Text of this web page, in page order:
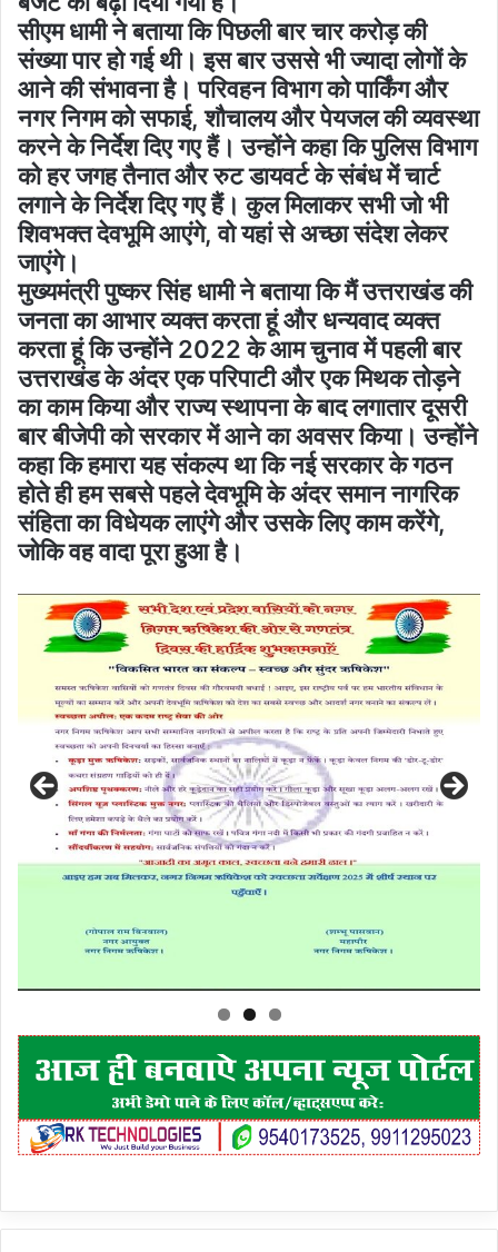
सीएम धामी ने बताया कि पिछली बार चार करोड़ की
संख्या पार हो गई थी। इस बार उससे भी ज्यादा लोगों के
आने की संभावना है। परिवहन विभाग को पार्किंग और
नगर निगम को सफाई, शौचालय और पेयजल की व्यवस्था
करने के निर्देश दिए गए हैं। उन्होंने कहा कि पुलिस विभाग
को हर जगह तैनात और रुट डायवर्ट के संबंध में चार्ट
लगाने के निर्देश दिए गए हैं। कुल मिलाकर सभी जो भी
शिवभक्त देवभूमि आएंगे, वो यहां से अच्छा संदेश लेकर
जाएंगे।
मुख्यमंत्री पुष्कर सिंह धामी ने बताया कि मैं उत्तराखंड की
जनता का आभार व्यक्त करता हूं और धन्यवाद व्यक्त
करता हूं कि उन्होंने 2022 के आम चुनाव में पहली बार
उत्तराखंड के अंदर एक परिपाटी और एक मिथक तोड़ने
का काम किया और राज्य स्थापना के बाद लगातार दूसरी
बार बीजेपी को सरकार में आने का अवसर किया। उन्होंने
कहा कि हमारा यह संकल्प था कि नई सरकार के गठन
होते ही हम सबसे पहले देवभूमि के अंदर समान नागरिक
संहिता का विधेयक लाएंगे और उसके लिए काम करेंगे,
जोकि वह वादा पूरा हुआ है।